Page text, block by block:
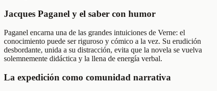
Jacques Paganel y el saber con humor
Paganel encarna una de las grandes intuiciones de Verne: el
conocimiento puede ser riguroso y cómico a la vez. Su erudición
desbordante, unida a su distracción, evita que la novela se vuelva
solemnemente didáctica y la llena de energía verbal.
La expedición como comunidad narrativa